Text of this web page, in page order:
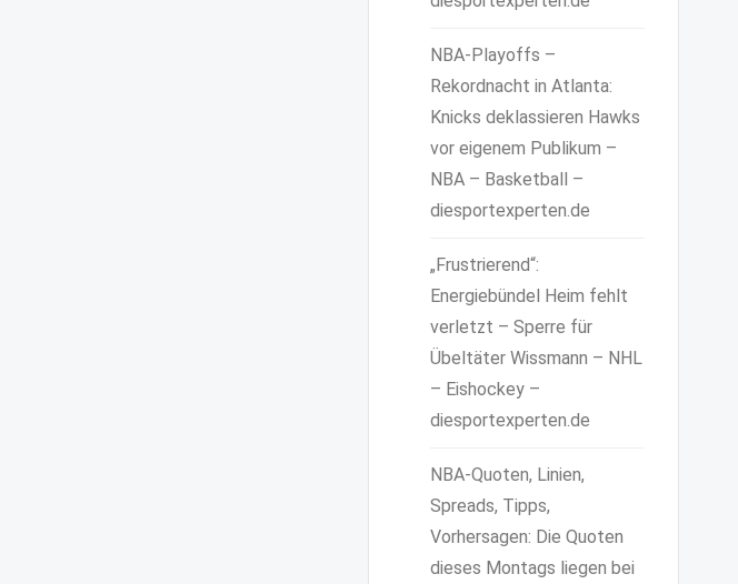
NBA-Playoffs –
Rekordnacht in Atlanta:
Knicks deklassieren Hawks
vor eigenem Publikum –
NBA – Basketball –
diesportexperten.de
„Frustrierend“:
Energiebündel Heim fehlt
verletzt – Sperre für
Übeltäter Wissmann – NHL
– Eishockey –
diesportexperten.de
NBA-Quoten, Linien,
Spreads, Tipps,
Vorhersagen: Die Quoten
dieses Montags liegen bei